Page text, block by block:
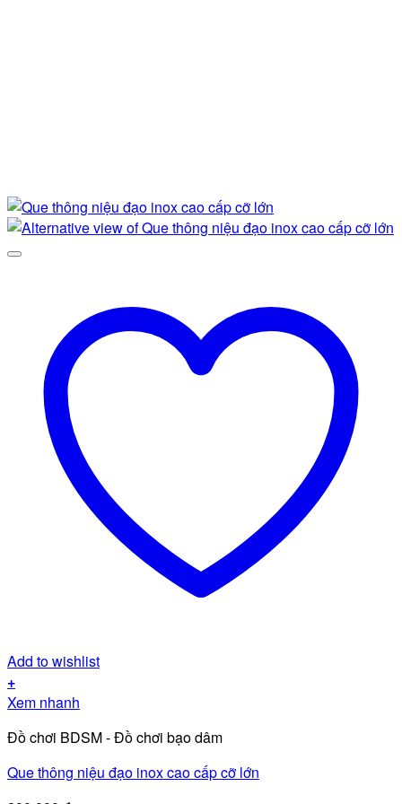
Add to wishlist
+
Xem nhanh
Đồ chơi BDSM - Đồ chơi bạo dâm
Que thông niệu đạo inox cao cấp cỡ lớn